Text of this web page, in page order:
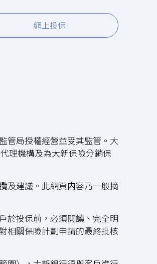
網上投保
管局授權經營並受其監管。大
理機構及為大新保險分銷保
及建議。此網頁内容乃一般摘
於投保前，必須閱讀、完全明
相關保險計劃申請的最終批核